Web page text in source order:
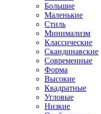
Большие
Маленькие
Стиль
Минимализм
Классические
Скандинавские
Современные
Форма
Высокие
Квадратные
Угловые
Низкие